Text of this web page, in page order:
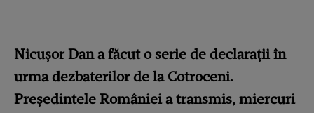
Nicușor Dan a făcut o serie de declarații în
urma dezbaterilor de la Cotroceni.
Președintele României a transmis, miercuri